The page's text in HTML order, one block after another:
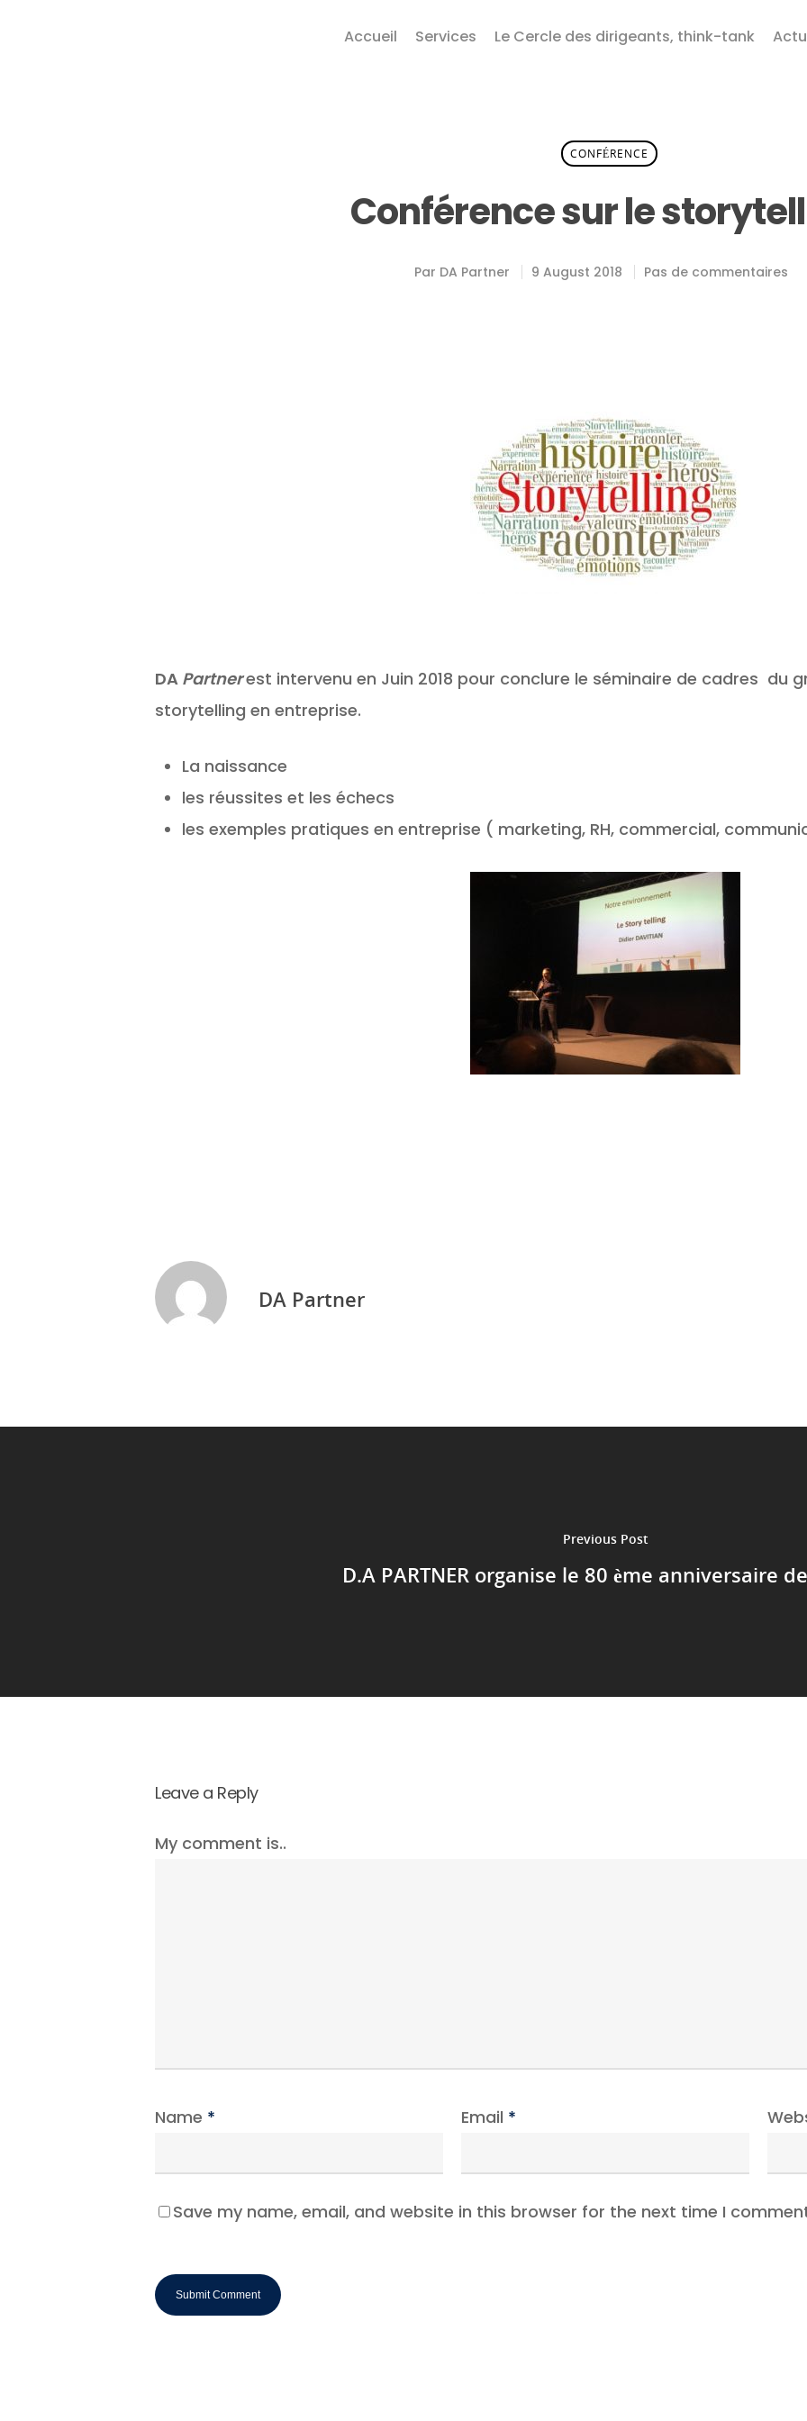
Accueil Services Le Cercle des dirigeants, think-tank
CONFÉRENCE
Conférence sur le
Par DA Partner 9 August 2018 Pas de commentaires
DA Partnerest intervenu en Juin 2018 pour conclure le séminaire de cadres du
storytelling en entreprise.
La naissance
les réussites et les échecs
les exemples pratiques en entreprise ( marketing, RH, commercial,
DA Partner
Previous Post
D.A PARTNER organise le 80 ème anniversaire
Leave a Reply
My comment is..
Name * Email *
Save my name, email, and website in this browser for the next time I